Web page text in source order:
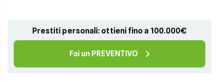
Prestiti personali: ottieni fino a 100.000€
Fai un PREVENTIVO